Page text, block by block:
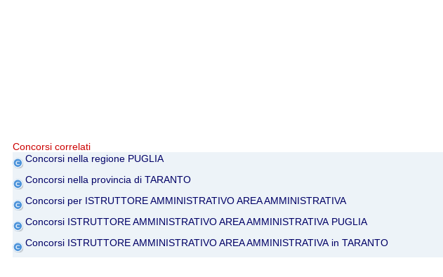
Concorsi correlati
Concorsi nella regione PUGLIA
Concorsi nella provincia di TARANTO
Concorsi per ISTRUTTORE AMMINISTRATIVO AREA AMMINISTRATIVA
Concorsi ISTRUTTORE AMMINISTRATIVO AREA AMMINISTRATIVA PUGLIA
Concorsi ISTRUTTORE AMMINISTRATIVO AREA AMMINISTRATIVA in TARANTO